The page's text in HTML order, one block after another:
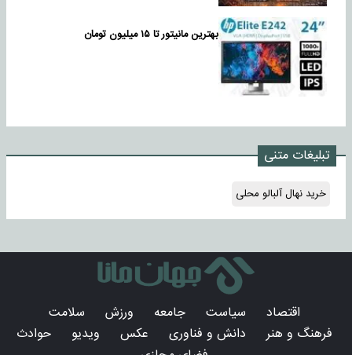
بهترین مانیتور تا ۱۵ میلیون تومان
تبلیغات متنی
خرید نهال آلبالو محلی
اقتصاد سیاست جامعه ورزش
سلامت
فرهنگ و هنر
دانش و فناوری عکس ویدیو
حوادث